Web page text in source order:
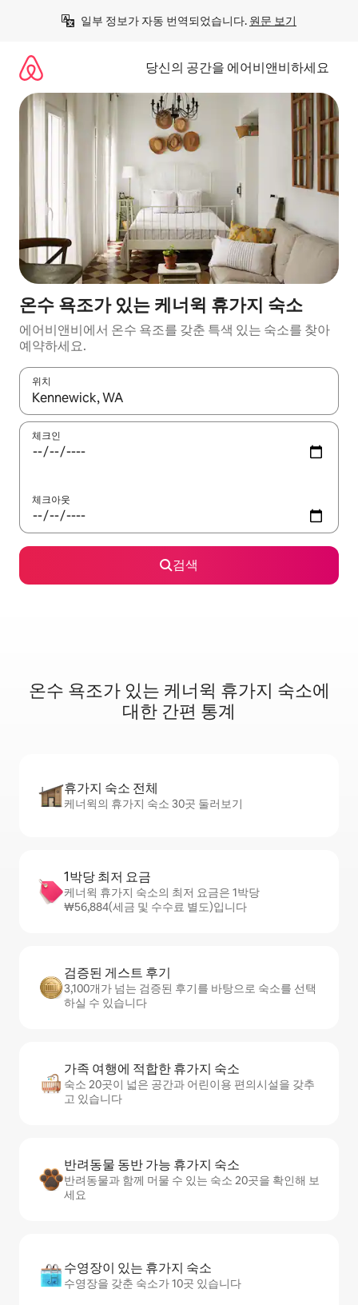
일부 정보가 자동 번역되었습니다. 원문 보기
당신의 공간을 에어비앤비하세요
온수 욕조가 있는 케너윅 휴가지 숙소
에어비앤비에서 온수 욕조를 갖춘 특색 있는 숙소를 찾아
예약하세요.
위치
결과가 나오면 위·아래 화살표 키를 사용하거나 터치 또는 스와이
체크인
체크아웃
검색
온수 욕조가 있는 케너윅 휴가지 숙소에
대한 간편 통계
휴가지 숙소 전체
케너윅의 휴가지 숙소 30곳 둘러보기
1박당 최저 요금
케너윅 휴가지 숙소의 최저 요금은 1박당
₩56,884(세금 및 수수료 별도)입니다
검증된 게스트 후기
3,100개가 넘는 검증된 후기를 바탕으로 숙소를 선택
하실 수 있습니다
가족 여행에 적합한 휴가지 숙소
숙소 20곳이 넓은 공간과 어린이용 편의시설을 갖추
고 있습니다
반려동물 동반 가능 휴가지 숙소
반려동물과 함께 머물 수 있는 숙소 20곳을 확인해 보
세요
수영장이 있는 휴가지 숙소
수영장을 갖춘 숙소가 10곳 있습니다